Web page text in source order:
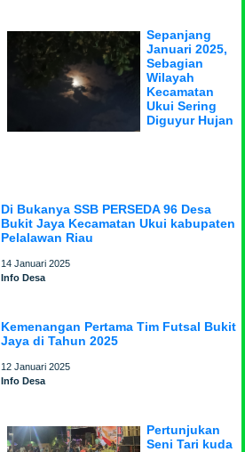
Sepanjang
Januari 2025,
Sebagian
Wilayah
Kecamatan
Ukui Sering
Diguyur Hujan
Di Bukanya SSB PERSEDA 96 Desa
Bukit Jaya Kecamatan Ukui kabupaten
Pelalawan Riau
14 Januari 2025
Info Desa
Kemenangan Pertama Tim Futsal Bukit
Jaya di Tahun 2025
12 Januari 2025
Info Desa
Pertunjukan
Seni Tari kuda